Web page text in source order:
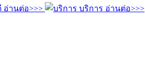
อ่านต่อ>>> บริการ อ่านต่อ>>>